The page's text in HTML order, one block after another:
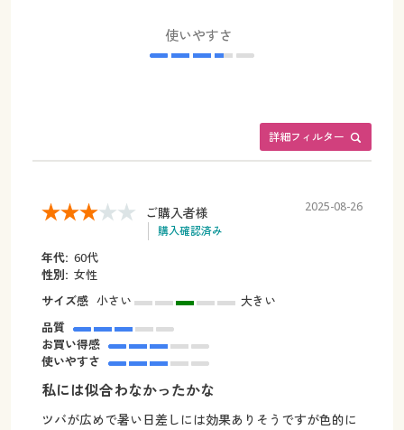
使いやすさ
詳細フィルター
ご購入者様
購入確認済み
2025-08-26
年代: 60代
性別: 女性
サイズ感 小さい
大きい
品質
お買い得感
使いやすさ
私には似合わなかったかな
ツバが広めで暑い日差しには効果ありそうですが色的に